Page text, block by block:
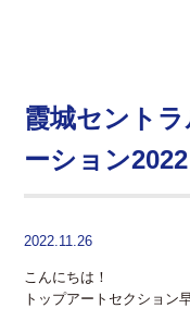
霞城セント
ーション
2022.11.26
こんにちは！
トップアートセクション